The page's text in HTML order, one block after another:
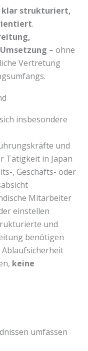
klar strukturiert,
.
– ohne
Vertretung
insbesondere
und
Tätigkeit in Japan
, Geschäfts- oder
Mitarbeiter
einstellen
und
benötigen
keine
umfassen